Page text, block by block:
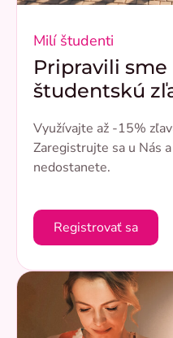
Milí študenti
Pripravili sme
študentskú
Využívajte až -15%
Zaregistrujte sa u Nás
nedostanete.
Registrovať sa